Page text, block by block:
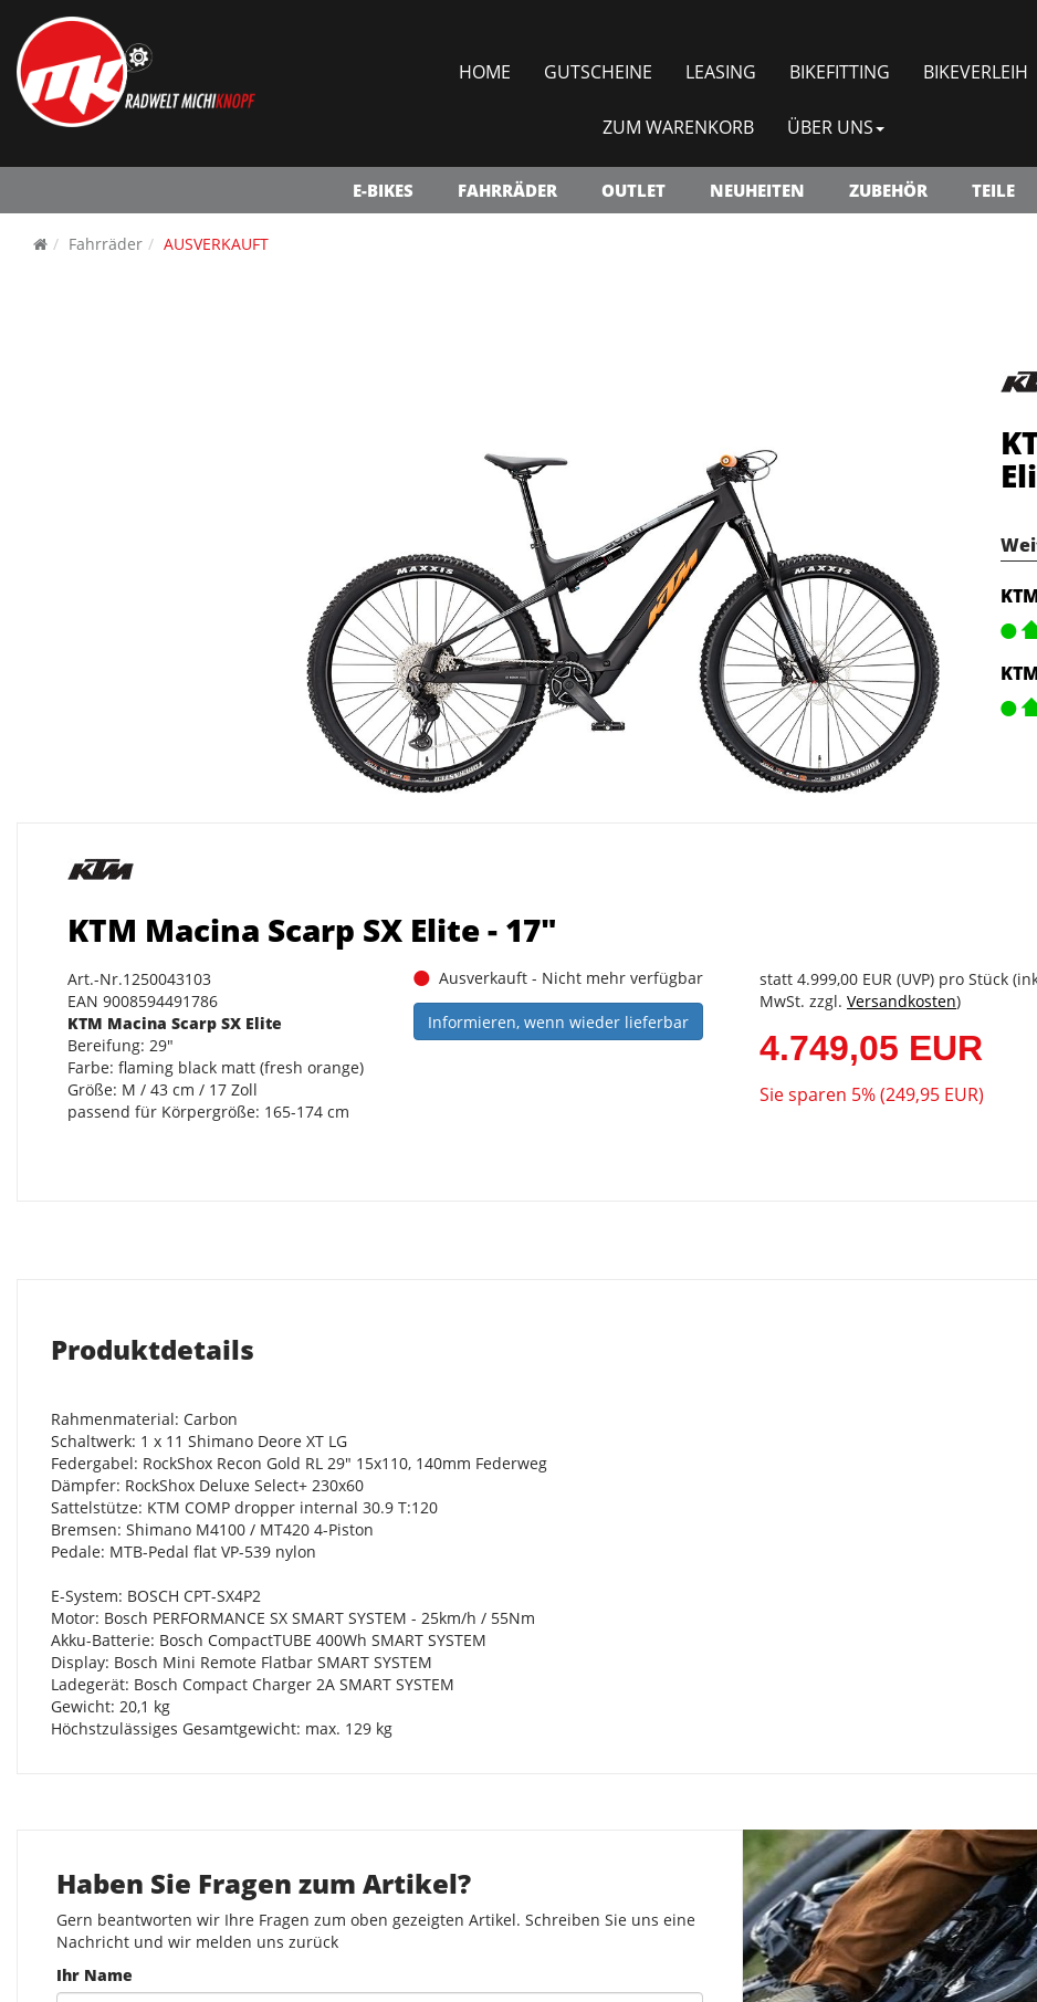
HOME GUTSCHEINE LEASING BIKEFITTING BIKEVERLEIH
ZUM WARENKORB ÜBER UNS
E-BIKES FAHRRÄDER OUTLET NEUHEITEN ZUBEHÖR TEILE
Fahrräder AUSVERKAUFT
KTM Macina Scarp SX Elite - 17"
Art.-Nr.1250043103
EAN 9008594491786
KTM Macina Scarp SX Elite
Bereifung: 29"
Farbe: flaming black matt (fresh orange)
Größe: M / 43 cm / 17 Zoll
passend für Körpergröße: 165-174 cm
Ausverkauft - Nicht mehr verfügbar
Informieren, wenn wieder lieferbar
statt 4.999,00 EUR (UVP) pro Stück
MwSt. zzgl. Versandkosten)
4.749,05 EUR
Sie sparen 5% (249,95 EUR)
Produktdetails
Rahmenmaterial: Carbon
Schaltwerk: 1 x 11 Shimano Deore XT LG
Federgabel: RockShox Recon Gold RL 29" 15x110, 140mm Federweg
Dämpfer: RockShox Deluxe Select+ 230x60
Sattelstütze: KTM COMP dropper internal 30.9 T:120
Bremsen: Shimano M4100 / MT420 4-Piston
Pedale: MTB-Pedal flat VP-539 nylon
E-System: BOSCH CPT-SX4P2
Motor: Bosch PERFORMANCE SX SMART SYSTEM - 25km/h / 55Nm
Akku-Batterie: Bosch CompactTUBE 400Wh SMART SYSTEM
Display: Bosch Mini Remote Flatbar SMART SYSTEM
Ladegerät: Bosch Compact Charger 2A SMART SYSTEM
Gewicht: 20,1 kg
Höchstzulässiges Gesamtgewicht: max. 129 kg
Haben Sie Fragen zum Artikel?
Gern beantworten wir Ihre Fragen zum oben gezeigten Artikel. Schreiben Sie uns eine
Nachricht und wir melden uns zurück
Ihr Name